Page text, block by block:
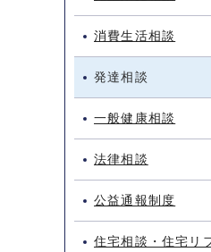
消費生活相談
発達相談
一般健康相談
法律相談
公益通報制度
住宅相談・住宅リ